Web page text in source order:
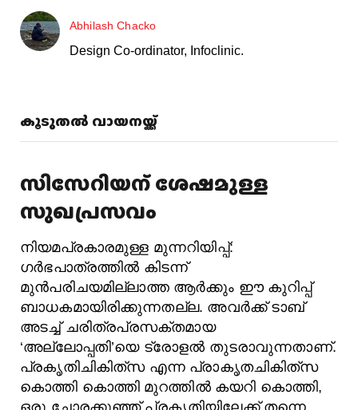
Abhilash Chacko
Design Co-ordinator, Infoclinic.
കൂടുതൽ വായനയ്ക്ക്
സിസേറിയന്‌ ശേഷമുള്ള
സുഖപ്രസവം
നിയമപ്രകാരമുള്ള മുന്നറിയിപ്പ്‌:
ഗർഭപാത്രത്തിൽ കിടന്ന്‌
മുൻപരിചയമില്ലാത്ത ആർക്കും ഈ കുറിപ്പ്‌
ബാധകമായിരിക്കുന്നതല്ല. അവർക്ക്‌ ടാബ്‌
അടച്ച്‌ ചരിത്രപ്രസക്‌തമായ
‘അല്ലോപ്പതി’യെ ട്രോളൽ തുടരാവുന്നതാണ്‌.
പ്രകൃതിചികിത്‌സ എന്ന പ്രാകൃതചികിത്‌സ
കൊത്തി കൊത്തി മുറത്തിൽ കയറി കൊത്തി,
ഒരു ചോരക്കുഞ്ഞ്‌ പ്രകൃതിയിലേക്ക് തന്നെ‌